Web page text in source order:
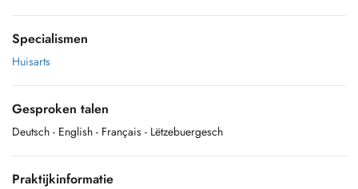
Specialismen
Huisarts
Gesproken talen
Deutsch - English - Français - Lëtzebuergesch
Praktijkinformatie